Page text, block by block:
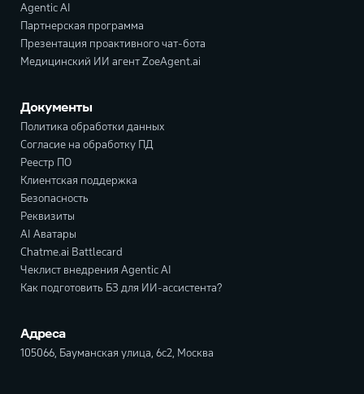
Agentic AI
Партнерская программа
Презентация проактивного чат-бота
Медицинский ИИ агент ZoeAgent.ai
Документы
Политика обработки данных
Согласие на обработку ПД
Реестр ПО
Клиентская поддержка
Безопасность
Реквизиты
AI Аватары
Chatme.ai Battlecard
Чеклист внедрения Agentic AI
Как подготовить БЗ для ИИ-ассистента?
Адреса
105066, Бауманская улица, 6с2, Москва